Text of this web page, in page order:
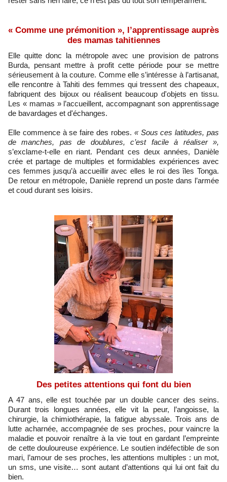
« Comme une prémonition », l’apprentissage auprès
des mamas tahitiennes
Elle quitte donc la métropole avec une provision de patrons
Burda, pensant mettre à profit cette période pour se mettre
sérieusement à la couture. Comme elle s’intéresse à l’artisanat,
elle rencontre à Tahiti des femmes qui tressent des chapeaux,
fabriquent des bijoux ou réalisent beaucoup d'objets en tissu.
Les « mamas » l’accueillent, accompagnant son apprentissage
de bavardages et d'échanges.
Elle commence à se faire des robes. « Sous ces latitudes, pas
de manches, pas de doublures, c’est facile à réaliser »,
s’exclame-t-elle en riant. Pendant ces deux années, Danièle
crée et partage de multiples et formidables expériences avec
ces femmes jusqu’à accueillir avec elles le roi des îles Tonga.
De retour en métropole, Danièle reprend un poste dans l’armée
et coud durant ses loisirs.
Des petites attentions qui font du bien
A 47 ans, elle est touchée par un double cancer des seins.
Durant trois longues années, elle vit la peur, l’angoisse, la
chirurgie, la chimiothérapie, la fatigue abyssale. Trois ans de
lutte acharnée, accompagnée de ses proches, pour vaincre la
maladie et pouvoir renaître à la vie tout en gardant l’empreinte
de cette douloureuse expérience. Le soutien indéfectible de son
mari, l’amour de ses proches, les attentions multiples : un mot,
un sms, une visite… sont autant d’attentions qui lui ont fait du
bien.